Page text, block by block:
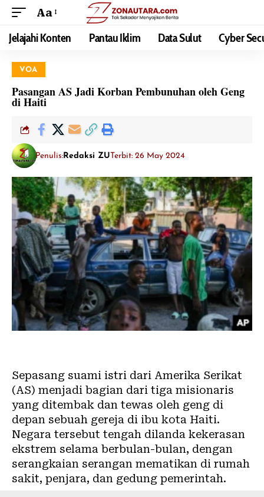
Aa
Jelajahi Konten Pantau Iklim Data Sulut Cyber
VOA
Pasangan AS Jadi Korban Pembunuhan oleh Geng
di Haiti
Penulis: Redaksi ZUTerbit: 26 May 2024
Sepasang suami istri dari Amerika Serikat
(AS) menjadi bagian dari tiga misionaris
yang ditembak dan tewas oleh geng di
depan sebuah gereja di ibu kota Haiti.
Negara tersebut tengah dilanda kekerasan
ekstrem selama berbulan-bulan, dengan
serangkaian serangan mematikan di rumah
sakit, penjara, dan gedung pemerintah.